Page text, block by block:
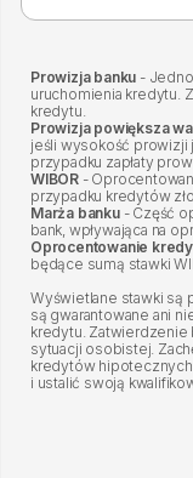
Prowizja banku -
uruchomienia kredytu.
kredytu.
Prowizja powiększa
jeśli wysokość prowizji
przypadku zapłaty
WIBOR -
przypadku kredytów
Marża banku- Część
bank, wpływająca na
Oprocentowanie
będące sumą stawki
Wyświetlane stawki są
są gwarantowane ani
kredytu. Zatwierdzenie
sytuacji osobistej.
kredytów
i ustalić swoją